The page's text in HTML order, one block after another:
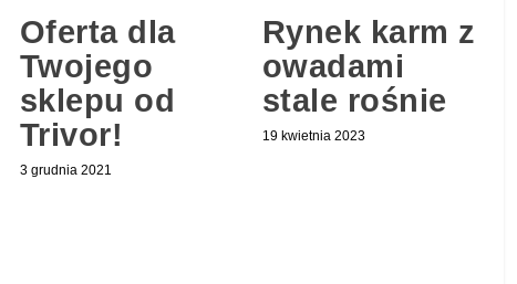
Oferta dla
Twojego
sklepu od
Trivor!
3 grudnia 2021
Rynek karm z
owadami
stale rośnie
19 kwietnia 2023